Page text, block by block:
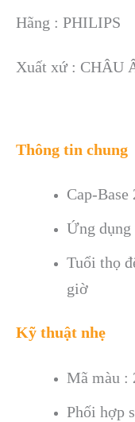
Hãng : PHILIPS
Xuất xứ : CHÂU
Thông tin chung
Cap-Base
Ứng dụng
Tuổi thọ
giờ
Kỹ thuật nhẹ
Mã màu :
Phối hợp